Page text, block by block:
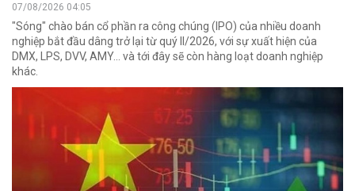
07/08/2026 04:05
"Sóng" chào bán cổ phần ra công chúng (IPO) của nhiều doanh
nghiệp bắt đầu dâng trở lại từ quý II/2026, với sự xuất hiện của
DMX, LPS, DVV, AMY... và tới đây sẽ còn hàng loạt doanh nghiệp
khác.